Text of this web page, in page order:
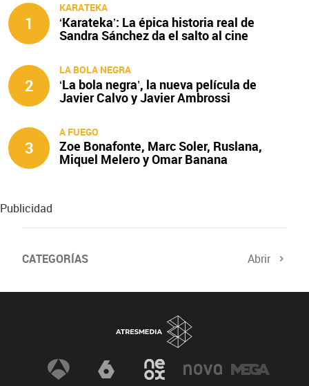
1
KARATEKA
‘Karateka’: La épica historia real de
Sandra Sánchez da el salto al cine
2
LA BOLA NEGRA
‘La bola negra’, la nueva película de
Javier Calvo y Javier Ambrossi
3
A FUEGO
Zoe Bonafonte, Marc Soler, Ruslana,
Miquel Melero y Omar Banana
protagonizan ‘A fuego’
Publicidad
CATEGORÍAS Abrir